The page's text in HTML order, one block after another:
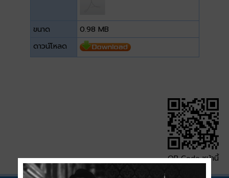
ขนาด
0.98 MB
ดาวน์โหลด
QR Code หน้านี้